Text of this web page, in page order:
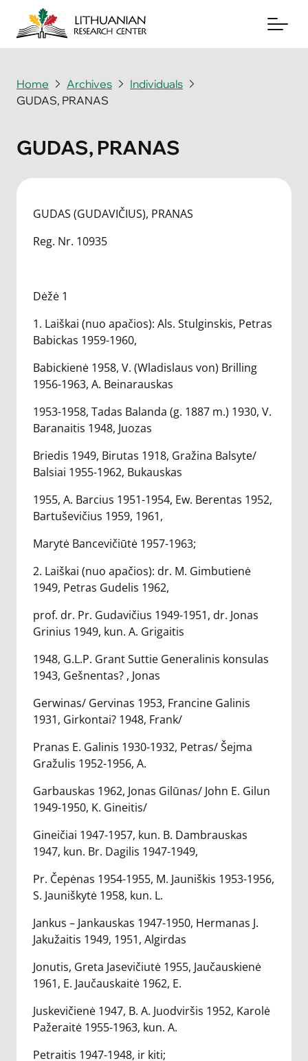
About
News & Events
Contact Us
Home Archives
Individuals
GUDAS, PRANAS
GUDAS, PRANAS
GUDAS (GUDAVIČIUS), PRANAS
Reg. Nr. 10935
Dėžė 1
1. Laiškai (nuo apačios): Als. Stulginskis, Petras
Babickas 1959-1960,
Babickienė 1958, V. (Wladislaus von) Brilling
1956-1963, A. Beinarauskas
1953-1958, Tadas Balanda (g. 1887 m.) 1930, V.
Baranaitis 1948, Juozas
Briedis 1949, Birutas 1918, Gražina Balsyte/
Balsiai 1955-1962, Bukauskas
1955, A. Barcius 1951-1954, Ew. Berentas 1952,
Bartuševičius 1959, 1961,
Marytė Bancevičiūtė 1957-1963;
2. Laiškai (nuo apačios): dr. M. Gimbutienė
1949, Petras Gudelis 1962,
prof. dr. Pr. Gudavičius 1949-1951, dr. Jonas
Grinius 1949, kun. A. Grigaitis
1948, G.L.P. Grant Suttie Generalinis konsulas
1943, Gešnentas? , Jonas
Gerwinas/ Gervinas 1953, Francine Galinis
1931, Girkontai? 1948, Frank/
Pranas E. Galinis 1930-1932, Petras/ Šejma
Gražulis 1952-1956, A.
Garbauskas 1962, Jonas Gilūnas/ John E. Gilun
1949-1950, K. Gineitis/
Gineičiai 1947-1957, kun. B. Dambrauskas
1947, kun. Br. Dagilis 1947-1949,
Pr. Čepėnas 1954-1955, M. Jauniškis 1953-1956,
S. Jauniškytė 1958, kun. L.
Jankus – Jankauskas 1947-1950, Hermanas J.
Jakužaitis 1949, 1951, Algirdas
Jonutis, Greta Jasevičiutė 1955, Jaučauskienė
1961, E. Jaučauskaitė 1962, E.
Juskevičienė 1947, B. A. Juodviršis 1952, Karolė
Pažeraitė 1955-1963, kun. A.
Petraitis 1947-1948, ir kiti;